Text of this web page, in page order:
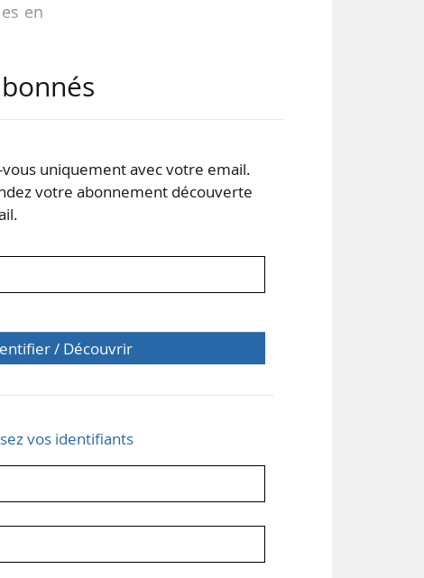
en
uniquement avec votre email.
votre abonnement découverte
/ Découvrir
vos identifiants